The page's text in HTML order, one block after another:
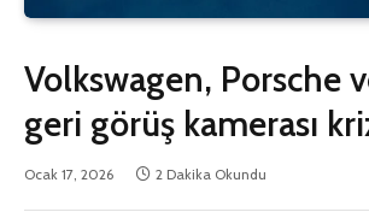
Volkswagen, Porsche
geri görüş kamerası
Ocak 17, 2026 2 Dakika Okundu